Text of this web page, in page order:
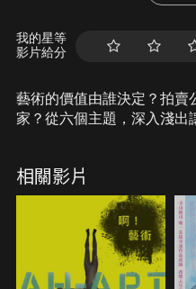
我的星等
影片給分
藝術的價值由誰決定？拍賣
家？從六個主題，深入淺出
看作品與空間的對話？中國
方文化、市場的拉扯？作品
生命？收藏品如何豐富生活
概念，更跳脫出原來設計的
篇：藝術的價錢誰來決定？
間的神秘面紗。三、藝術家
相關影片